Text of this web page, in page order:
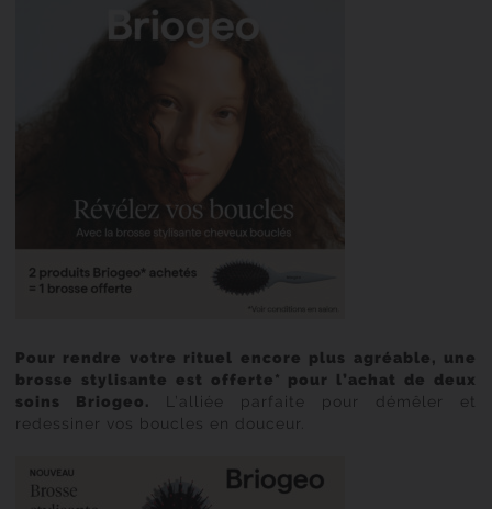
Pour rendre votre rituel encore plus agréable, une
brosse stylisante est offerte* pour l’achat de deux
soins Briogeo.
L’alliée parfaite pour démêler et
redessiner vos boucles en douceur.